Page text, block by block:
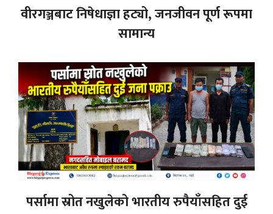
वीरगञ्जबाट निषेधाज्ञा हट्यो, जनजीवन पूर्ण रूपमा
सामान्य
पर्सामा स्रोत नखुलेको भारतीय रुपैयाँसहित दुई